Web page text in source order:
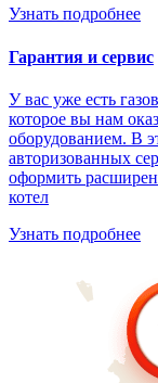
Узнать подробнее
Гарантия и сервис
У вас уже есть
которое вы нам
оборудованием. В
авторизованных
оформить
котел
Узнать подробнее